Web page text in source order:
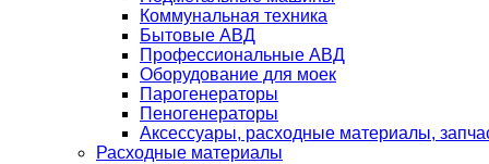
Коммунальная техника
Бытовые АВД
Профессиональные АВД
Оборудование для моек
Парогенераторы
Пеногенераторы
Аксессуары, расходные материалы,
Расходные материалы